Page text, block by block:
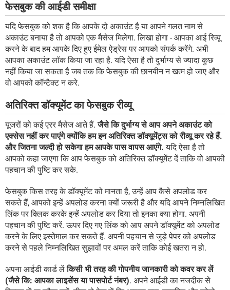
फेसबुक की आईडी समीक्षा
यदि फेसबुक को शक है कि आपके दो अकाउंट है या आपने गलत नाम से
अकाउंट बनाया है तो आपको एक मैसेज मिलेगा. लिखा होगा - आपका आई रिव्यू
करने के बाद हम आपके दिए हुए ईमेल ऐड्रेस पर आपको संपर्क करेंगे. अभी
आपका अकाउंट लॉक किया जा रहा है. यदि ऐसा है तो दुर्भाग्य से ज्यादा कुछ
नहीं किया जा सकता है जब तक कि फेसबुक की छानबीन न खत्म हो जाए और
वो आपको कॉन्टैक्ट न करे.
अतिरिक्त डॉक्यूमेंट का फेसबुक रीव्यू
यूजरों को कई एरर मैसेज आते हैं.जैसे कि दुर्भाग्य से आप अपने अकाउंट को
एक्सेस नहीं कर पाएंगे क्योंकि हम इन अतिरिक्त डॉक्यूमेंट्स को रीव्यू कर रहे हैं.
और जितना जल्दी हो सकेगा हम आपके पास वापस आएंगे. यदि ऐसा है तो
आपको कहा जाएगा कि आप फेसबुक को अतिरिक्त डॉक्यूमेंट दें ताकि वो आपकी
पहचान की पुष्टि कर सके.
फेसबुक किस तरह के डॉक्यूमेंट को मानता है, उन्हें आप कैसे अपलोड कर
सकते हैं, आपको इन्हें अपलोड करना क्यों जरूरी है और यदि आपने निम्नलिखित
लिंक पर क्लिक करके इन्हें अपलोड कर दिया तो इनका क्या होगा. अपनी
पहचान की पुष्टि करें. ऊपर दिए गए लिंक को आप अपने डॉक्यूमेंट को अपलोड
करने के लिए इस्तेमाल कर सकते हैं. अपनी पहचान से जुड़े पेपर को अपलोड
करने से पहले निम्नलिखित सुझावों पर अमल करें ताकि कोई खतरा न हो.
अपना आईडी कार्ड लेंकिसी भी तरह की गोपनीय जानकारी को कवर कर लें
(जैसे कि: आपका लाइसेंस या पासपोर्ट नंबर). अपने आईडी का नजदीक से